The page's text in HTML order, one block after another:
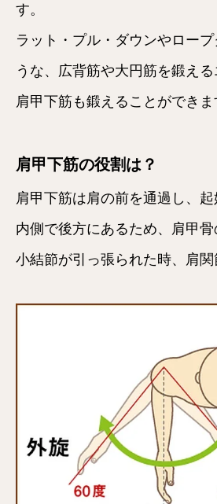
す。
ラット・プル・ダウンやロー
うな、広背筋や大円筋を鍛える
肩甲下筋も鍛えることができま
肩甲下筋の役割は？
肩甲下筋は肩の前を通過し、
内側で後方にあるため、肩甲
小結節が引っ張られた時、肩関